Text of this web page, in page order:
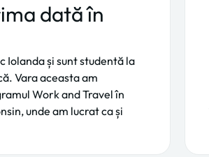
dată în
Iolanda și sunt studentă la
Vara aceasta am
Work and Travel în
unde am lucrat ca și